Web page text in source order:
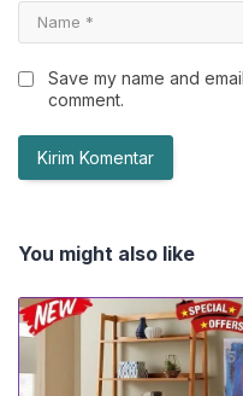
Save my name and
comment.
You might also like